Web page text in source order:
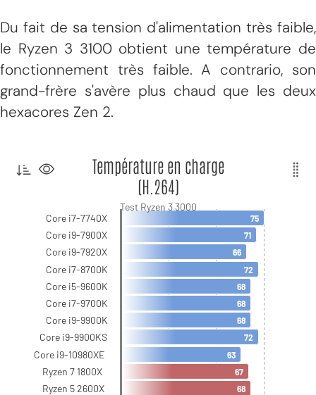
Du fait de sa tension d'alimentation très faible,
le Ryzen 3 3100 obtient une température de
fonctionnement très faible. A contrario, son
grand-frère s'avère plus chaud que les deux
hexacores Zen 2.